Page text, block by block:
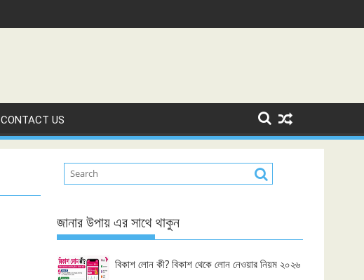
CONTACT US
জানার উপায় এর সাথে থাকুন
বিকাশ লোন কী? বিকাশ থেকে লোন নেওয়ার নিয়ম ২০২৬